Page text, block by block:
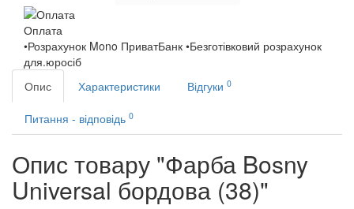
Оплата
•Розрахунок Mono ПриватБанк •Безготівковий розрахунок
для.юросіб
Опис
Характеристики Відгуки 0
Питання - відповідь 0
Опис товару "Фарба Bosny
Universal бордова (38)"